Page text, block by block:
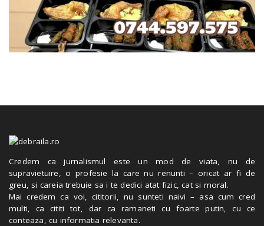
Credem ca jurnalismul este un mod de viata, nu de
supravietuire, o profesie la care nu renunti – oricat ar fi de
greu, si careia trebuie sa i te dedici atat fizic, cat si moral.
Mai credem ca voi, cititorii, nu sunteti naivi – asa cum cred
multi, ca cititi tot, dar ca ramaneti cu foarte putin, cu ce
conteaza, cu informatia relevanta.